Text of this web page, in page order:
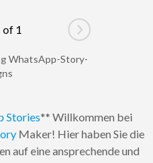
of 1
Go to next
WhatsApp-Story-
Stories** Willkommen bei
Maker! Hier haben Sie die
auf eine ansprechende und